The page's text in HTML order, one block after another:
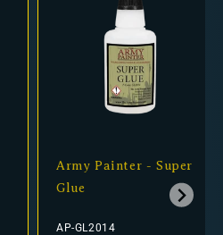
Army Painter - Super
Glue
AP-GL2014